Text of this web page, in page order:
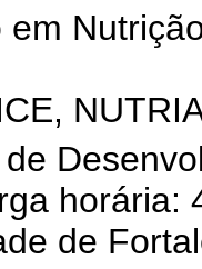
em
horária:
de